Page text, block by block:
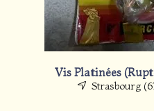
Vis Platinées
Strasbourg